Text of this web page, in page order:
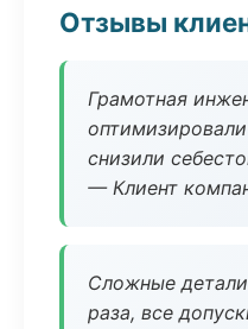
Отзывы
Грамотная
снизили
— Клиент
Сложные
раза, все